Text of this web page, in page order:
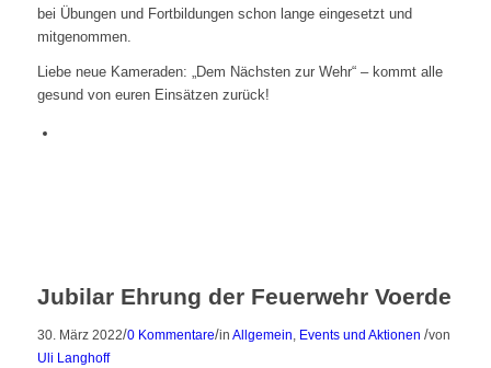
bei Übungen und Fortbildungen schon lange eingesetzt und
mitgenommen.
Liebe neue Kameraden: „Dem Nächsten zur Wehr“ – kommt alle
gesund von euren Einsätzen zurück!
Jubilar Ehrung der Feuerwehr Voerde
30. März 2022/0 Kommentare/in Allgemein Events und Aktionen /von
Uli Langhoff